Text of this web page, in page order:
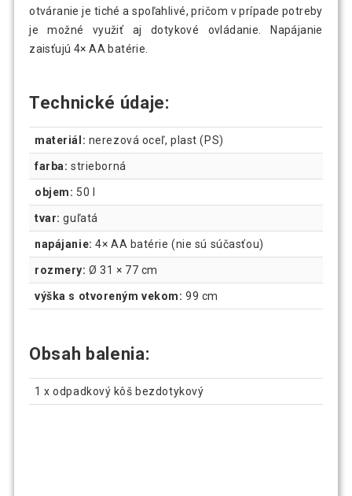
otváranie je tiché a spoľahlivé, pričom v prípade potreby
je možné využiť aj dotykové ovládanie. Napájanie
zaisťujú 4× AA batérie.
Technické údaje:
materiál: nerezová oceľ, plast (PS)
farba: strieborná
objem: 50 l
tvar: guľatá
napájanie: 4× AA batérie (nie sú súčasťou)
rozmery: Ø 31 × 77 cm
výška s otvoreným vekom: 99 cm
Obsah balenia:
1 x odpadkový kôš bezdotykový